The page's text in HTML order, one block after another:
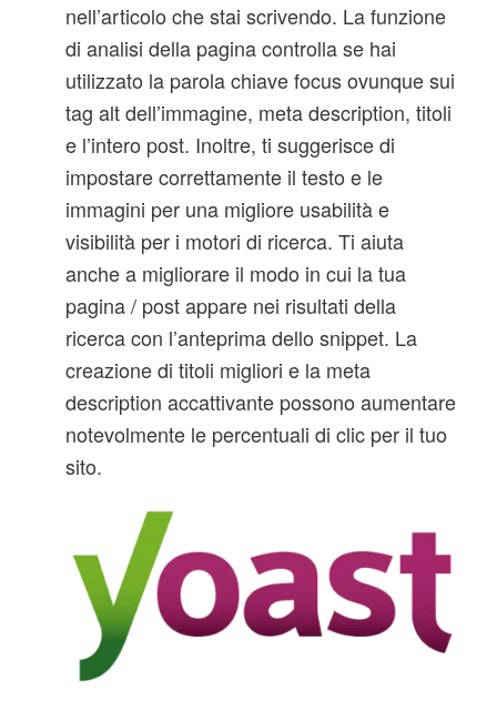
nell’articolo che stai scrivendo. La funzione
di analisi della pagina controlla se hai
utilizzato la parola chiave focus ovunque sui
tag alt dell’immagine, meta description, titoli
e l’intero post. Inoltre, ti suggerisce di
impostare correttamente il testo e le
immagini per una migliore usabilità e
visibilità per i motori di ricerca. Ti aiuta
anche a migliorare il modo in cui la tua
pagina / post appare nei risultati della
ricerca con l’anteprima dello snippet. La
creazione di titoli migliori e la meta
description accattivante possono aumentare
notevolmente le percentuali di clic per il tuo
sito.